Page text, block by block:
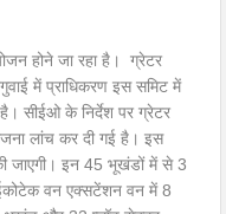
होने जा रहा है। ग्रेटर
में प्राधिकरण इस समिट में
है। सीईओ के निर्देश पर ग्रेटर
लांच कर दी गई है। इस
जाएगी। इन 45 भूखंडों में से 3
वन एक्सटेंशन वन में 8